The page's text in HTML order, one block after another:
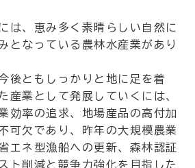
は、恵み多く素晴らしい自然に
となっている農林水産業があり
後ともしっかりと地に足を着
産業として発展していくには、
効率の追求、地場産品の高付加
可欠であり、昨年の大規模農業
エネ型漁船への更新、森林認証
ト削減と競争力強化を目指した